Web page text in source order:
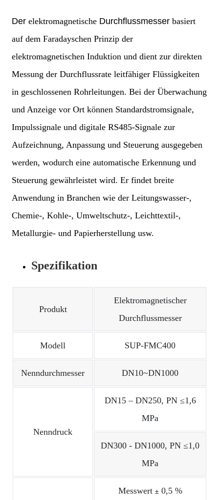
Der elektromagnetische Durchflussmesser basiert
auf dem Faradayschen Prinzip der
elektromagnetischen Induktion und dient zur direkten
Messung der Durchflussrate leitfähiger Flüssigkeiten
in geschlossenen Rohrleitungen. Bei der Überwachung
und Anzeige vor Ort können Standardstromsignale,
Impulssignale und digitale RS485-Signale zur
Aufzeichnung, Anpassung und Steuerung ausgegeben
werden, wodurch eine automatische Erkennung und
Steuerung gewährleistet wird. Er findet breite
Anwendung in Branchen wie der Leitungswasser-,
Chemie-, Kohle-, Umweltschutz-, Leichttextil-,
Metallurgie- und Papierherstellung usw.
Spezifikation
Produkt
Elektromagnetischer
Durchflussmesser
Modell SUP-FMC400
Nenndurchmesser DN10~DN1000
Nenndruck
DN15 – DN250, PN ≤1,6
MPa
DN300 - DN1000, PN ≤1,0
MPa
Messwert ±0,5 %